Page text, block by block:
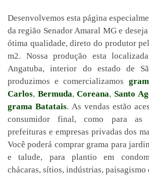
Desenvolvemos esta página
da região Senador Amaral MG e
ótima qualidade, direto do produtor
m2. Nossa produção esta
Angatuba, interior do estado de
produzimos e comercializamos
Carlos, Bermuda,Coreana,Santo
grama Batatais. As vendas estão
consumidor final, como para as
prefeituras e empresas privadas dos
Você poderá comprar grama para
e talude, para plantio em
chácaras, sítios, indústrias, paisagismo